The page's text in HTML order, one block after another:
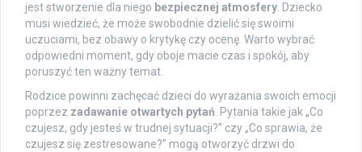
jest stworzenie dla niego bezpiecznej atmosfery. Dziecko
musi wiedzieć, że może swobodnie dzielić się swoimi
uczuciami, bez obawy o krytykę czy ocenę. Warto wybrać
odpowiedni moment, gdy oboje macie czas i spokój, aby
poruszyć ten ważny temat.
Rodzice powinni zachęcać dzieci do wyrażania swoich emocji
poprzez zadawanie otwartych pytań. Pytania takie jak „Co
czujesz, gdy jesteś w trudnej sytuacji?” czy „Co sprawia, że
czujesz się zestresowane?” mogą otworzyć drzwi do